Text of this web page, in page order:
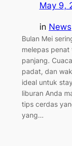
May 9,
in News
Bulan Mei
melepas penat
panjang.
padat, dan
ideal untuk
liburan Anda
tips cerdas
yang…